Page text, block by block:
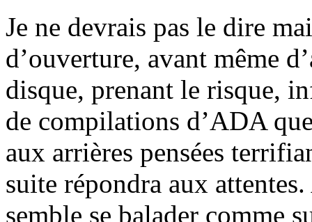
Je ne devrais pas le dire
d’ouverture, avant même
disque, prenant le risque,
de compilations d’ADA
aux arrières pensées
suite répondra aux
semble se balader comme